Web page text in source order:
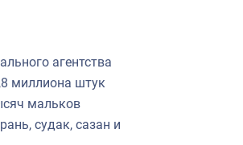
агентства
миллиона штук
мальков
судак, сазан и